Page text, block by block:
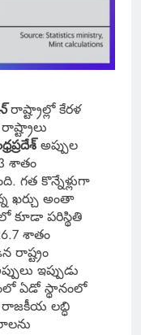
రాష్ట్రాల్లో కేరళ
అప్పుల
శాతం
గత కొన్నేళ్లుగా
ఖర్చు అంతా
కూడా పరిస్థితి
శాతం
రాష్ట్రం
ఇప్పుడు
ఏడో స్థానంలో
రాజకీయ లబ్ధి